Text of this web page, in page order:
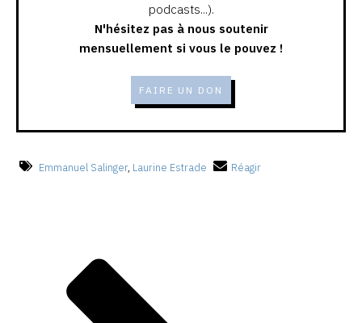
podcasts...).
N'hésitez pas à nous soutenir
mensuellement si vous le pouvez !
FAIRE UN DON
Emmanuel Salinger, Laurine Estrade Réagir